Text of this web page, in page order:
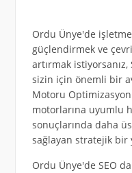
Ordu Ünye'de
güçlendirmek ve
artırmak istiyorsanız,
sizin için önemli bir
Motoru
motorlarına uyumlu
sonuçlarında daha
sağlayan stratejik bir
Ordu Ünye'de SEO